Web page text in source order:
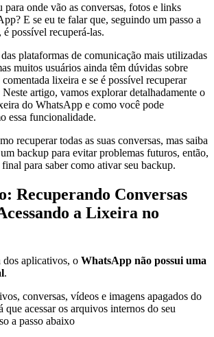
para onde vão as conversas, fotos e links
E se eu te falar que, seguindo um passo a
possível recuperá-las.
plataformas de comunicação mais utilizadas
muitos usuários ainda têm dúvidas sobre
lixeira e se é possível recuperar
Neste artigo, vamos explorar detalhadamente o
do WhatsApp e como você pode
essa funcionalidade.
recuperar todas as suas conversas, mas saiba
backup para evitar problemas futuros, então,
para saber como ativar seu backup.
Recuperando Conversas
a Lixeira no
aplicativos, o WhatsApp não possui uma
.
conversas, vídeos e imagens apagados do
acessar os arquivos internos do seu
a passo abaixo